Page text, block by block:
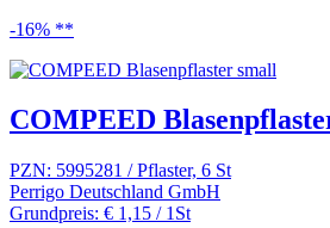
-16% **
COMPEED
PZN: 5995281 / Pflaster, 6 St
Perrigo Deutschland GmbH
Grundpreis: € 1,15 / 1St